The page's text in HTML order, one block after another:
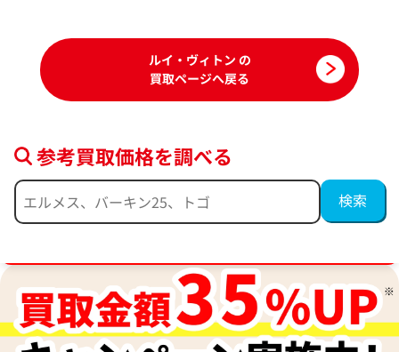
ルイ・ヴィトン ダミエアズール ネヴァー
フルGM トートバッグ N51108
参考買取価格
ルイ・ヴィトン
マレMM ハンドバ
参考買取価格
ルイ・ヴィトン の
買取ページへ戻る
参考買取価格を調べる